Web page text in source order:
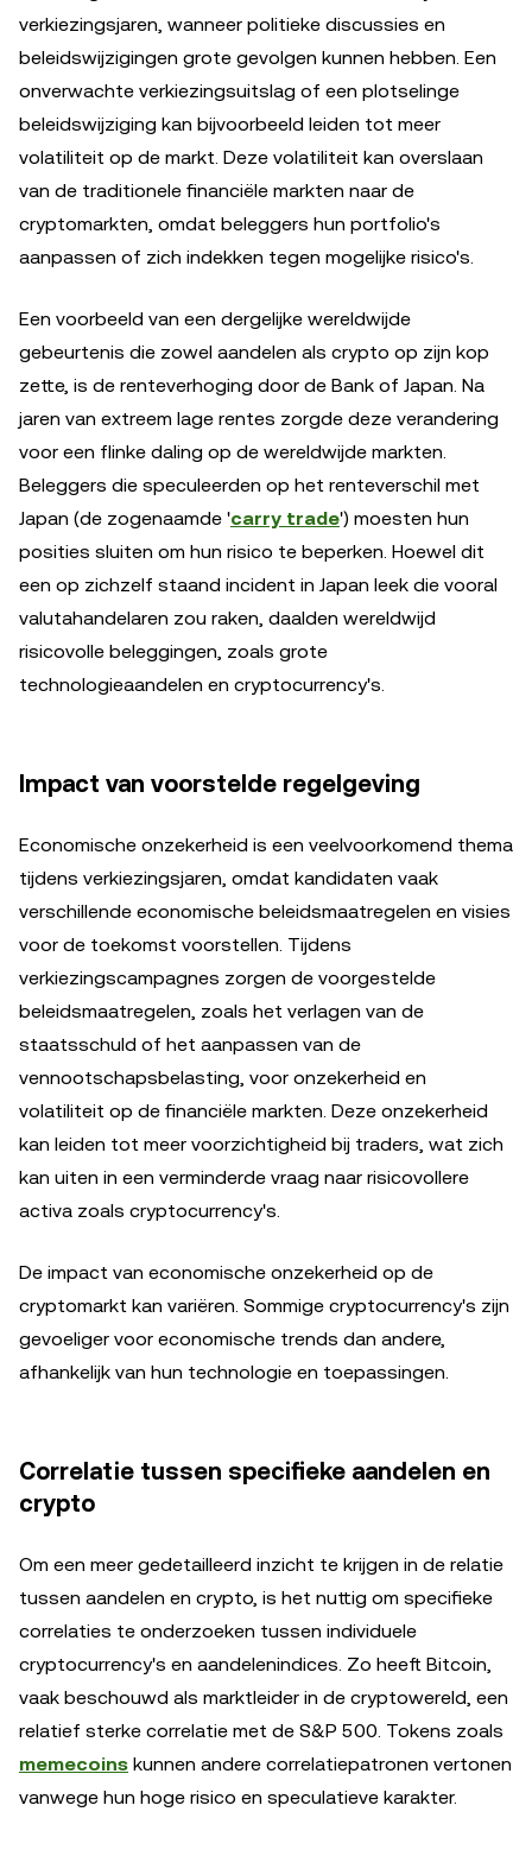
verkiezingsjaren, wanneer politieke discussies en
beleidswijzigingen grote gevolgen kunnen hebben. Een
onverwachte verkiezingsuitslag of een plotselinge
beleidswijziging kan bijvoorbeeld leiden tot meer
volatiliteit op de markt. Deze volatiliteit kan overslaan
van de traditionele financiële markten naar de
cryptomarkten, omdat beleggers hun portfolio's
aanpassen of zich indekken tegen mogelijke risico's.
Een voorbeeld van een dergelijke wereldwijde
gebeurtenis die zowel aandelen als crypto op zijn kop
zette, is de renteverhoging door de Bank of Japan. Na
jaren van extreem lage rentes zorgde deze verandering
voor een flinke daling op de wereldwijde markten.
Beleggers die speculeerden op het renteverschil met
Japan (de zogenaamde 'carry trade') moesten hun
posities sluiten om hun risico te beperken. Hoewel dit
een op zichzelf staand incident in Japan leek die vooral
valutahandelaren zou raken, daalden wereldwijd
risicovolle beleggingen, zoals grote
technologieaandelen en cryptocurrency's.
Impact van voorstelde regelgeving
Economische onzekerheid is een veelvoorkomend thema
tijdens verkiezingsjaren, omdat kandidaten vaak
verschillende economische beleidsmaatregelen en visies
voor de toekomst voorstellen. Tijdens
verkiezingscampagnes zorgen de voorgestelde
beleidsmaatregelen, zoals het verlagen van de
staatsschuld of het aanpassen van de
vennootschapsbelasting, voor onzekerheid en
volatiliteit op de financiële markten. Deze onzekerheid
kan leiden tot meer voorzichtigheid bij traders, wat zich
kan uiten in een verminderde vraag naar risicovollere
activa zoals cryptocurrency's.
De impact van economische onzekerheid op de
cryptomarkt kan variëren. Sommige cryptocurrency's zijn
gevoeliger voor economische trends dan andere,
afhankelijk van hun technologie en toepassingen.
Correlatie tussen specifieke aandelen en
crypto
Om een meer gedetailleerd inzicht te krijgen in de relatie
tussen aandelen en crypto, is het nuttig om specifieke
correlaties te onderzoeken tussen individuele
cryptocurrency's en aandelenindices. Zo heeft Bitcoin,
vaak beschouwd als marktleider in de cryptowereld, een
relatief sterke correlatie met de S&P 500. Tokens zoals
memecoins kunnen andere correlatiepatronen vertonen
vanwege hun hoge risico en speculatieve karakter.